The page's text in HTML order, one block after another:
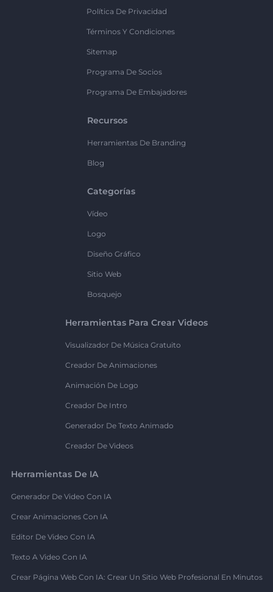
Política De Privacidad
Términos Y Condiciones
Sitemap
Programa De Socios
Programa De Embajadores
Recursos
Herramientas De Branding
Blog
Categorías
Vídeo
Logo
Diseño Gráfico
Sitio Web
Bosquejo
Herramientas Para Crear Videos
Visualizador De Música Gratuito
Creador De Animaciones
Animación De Logo
Creador De Intro
Generador De Texto Animado
Creador De Videos
Herramientas De IA
Generador De Video Con IA
Crear Animaciones Con IA
Editor De Video Con IA
Texto A Video Con IA
Crear Página Web Con IA: Crear Un Sitio Web Profesional En Minutos